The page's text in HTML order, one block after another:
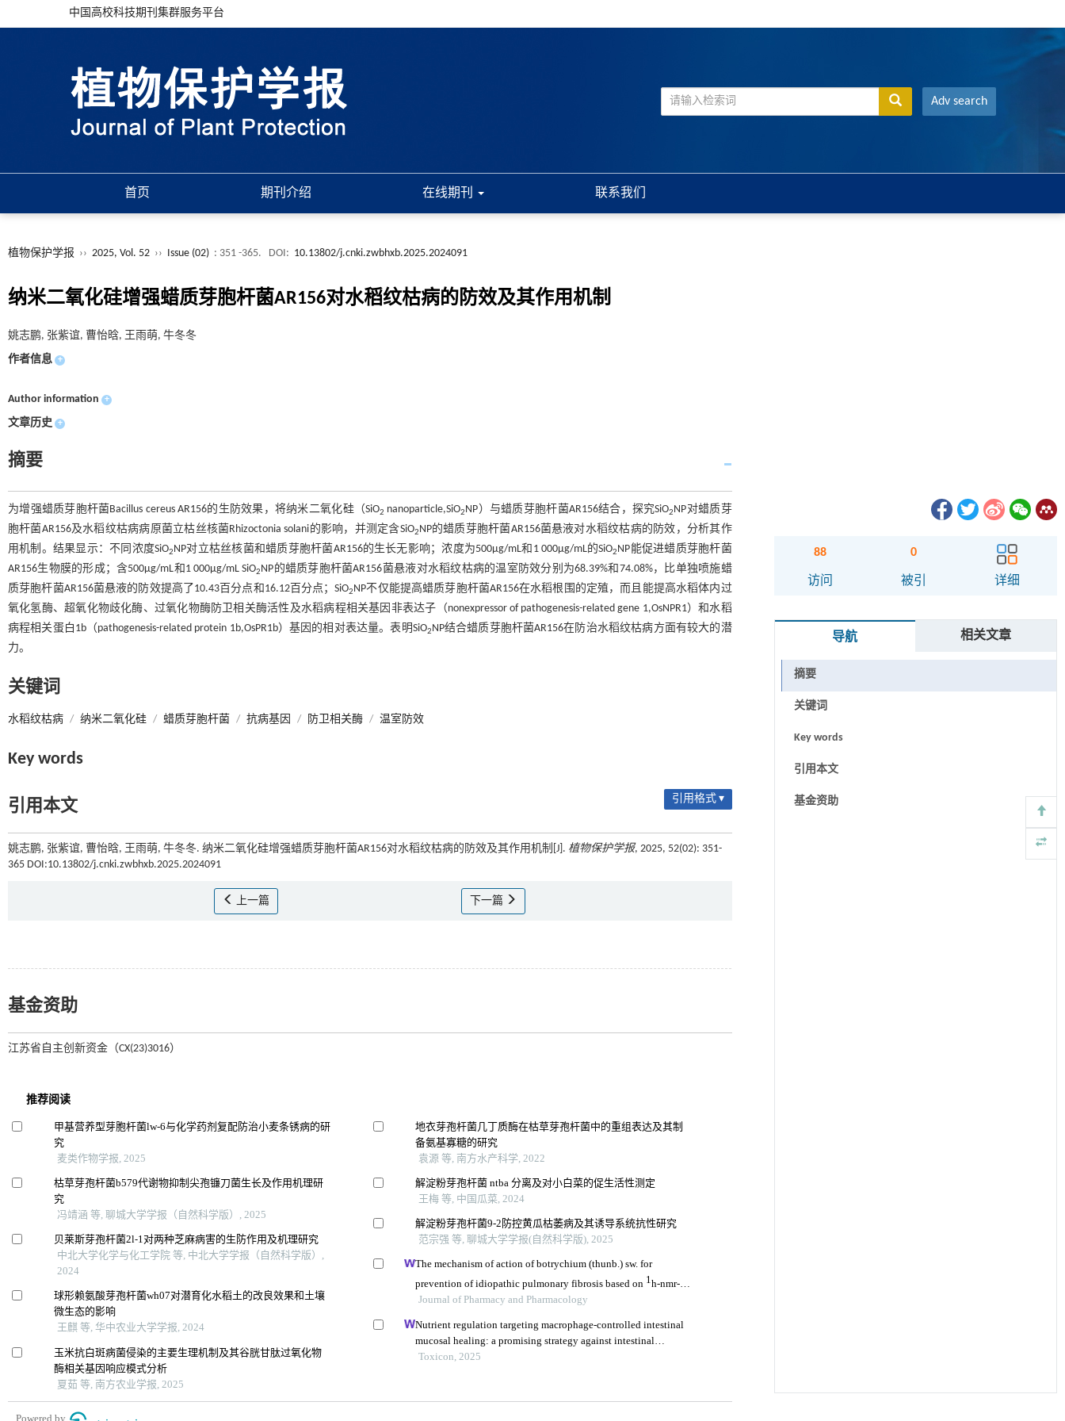
中国高校科技期刊集群服务平台
Adv search
首页 期刊介绍 在线期刊 联系我们
植物保护学报 ›› 2025, Vol. 52 ›› Issue (02) : 351 -365. DOI: 10.13802/j.cnki.zwbhxb.2025.2024091
纳米二氧化硅增强蜡质芽胞杆菌AR156对水稻纹枯病的防效及其作用机制
姚志鹏, 张紫谊, 曹怡晗, 王雨萌, 牛冬冬
作者信息 +
Author information +
文章历史 +
摘要
为增强蜡质芽胞杆菌Bacillus cereus AR156的生防效果，将纳米二氧化硅（SiO2 nanoparticle,SiO2NP）与蜡质芽胞杆菌AR156结合，探究SiO2NP对蜡质芽
胞杆菌AR156及水稻纹枯病病原菌立枯丝核菌Rhizoctonia solani的影响，并测定含SiO2NP的蜡质芽胞杆菌AR156菌悬液对水稻纹枯病的防效，分析其作
用机制。结果显示：不同浓度SiO2NP对立枯丝核菌和蜡质芽胞杆菌AR156的生长无影响；浓度为500μg/mL和1 000μg/mL的SiO2NP能促进蜡质芽胞杆菌
AR156生物膜的形成；含500μg/mL和1 000μg/mL SiO2NP的蜡质芽胞杆菌AR156菌悬液对水稻纹枯病的温室防效分别为68.39%和74.08%，比单独喷施蜡
质芽胞杆菌AR156菌悬液的防效提高了10.43百分点和16.12百分点；SiO2NP不仅能提高蜡质芽胞杆菌AR156在水稻根围的定殖，而且能提高水稻体内过
氧化氢酶、超氧化物歧化酶、过氧化物酶防卫相关酶活性及水稻病程相关基因非表达子（nonexpressor of pathogenesis-related gene 1,OsNPR1）和水稻
病程相关蛋白1b（pathogenesis-related protein 1b,OsPR1b）基因的相对表达量。表明SiO2NP结合蜡质芽胞杆菌AR156在防治水稻纹枯病方面有较大的潜
力。
关键词
水稻纹枯病 / 纳米二氧化硅 / 蜡质芽胞杆菌 / 抗病基因 / 防卫相关酶 / 温室防效
Key words
引用本文 引用格式 ▾
姚志鹏, 张紫谊, 曹怡晗, 王雨萌, 牛冬冬. 纳米二氧化硅增强蜡质芽胞杆菌AR156对水稻纹枯病的防效及其作用机制[J]. 植物保护学报, 2025, 52(02): 351-
365 DOI:10.13802/j.cnki.zwbhxb.2025.2024091
上一篇 下一篇
基金资助
江苏省自主创新资金（CX(23)3016）
88
访问
0
被引 详细
导航 相关文章
摘要
关键词
Key words
引用本文
基金资助